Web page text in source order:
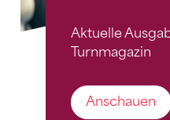
Aktuelle
Turnmagazin
Anschauen